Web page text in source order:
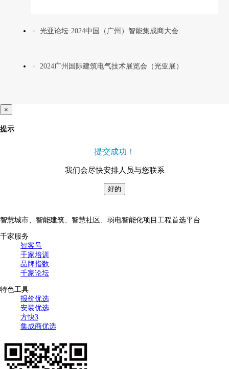
光亚论坛·2024中国（广州）智能集成商大会
2024广州国际建筑电气技术展览会（光亚展）
×
提示
提交成功！
我们会尽快安排人员与您联系
好的
智慧城市、智能建筑、智慧社区、弱电智能化项目工程首选平台
千家服务
智客号
千家培训
品牌指数
千家论坛
特色工具
报价优选
安装优选
方快3
集成商优选